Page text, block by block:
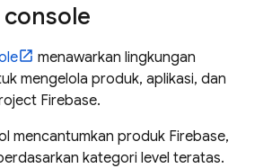
console
menawarkan lingkungan
mengelola produk, aplikasi, dan
Firebase.
mencantumkan produk Firebase,
kategori level teratas.